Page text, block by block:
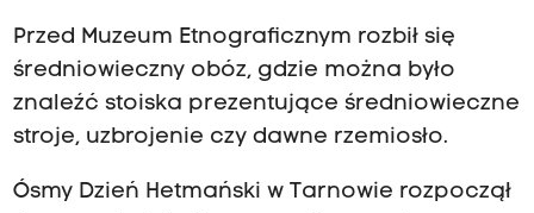
Przed Muzeum Etnograficznym rozbił się
średniowieczny obóz, gdzie można było
znaleźć stoiska prezentujące średniowieczne
stroje, uzbrojenie czy dawne rzemiosło.
Ósmy Dzień Hetmański w Tarnowie rozpoczął